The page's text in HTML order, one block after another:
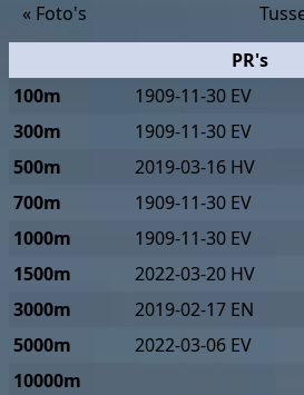
« Foto's
PR's
100m
1909-11-30 EV
300m
1909-11-30 EV
500m
2019-03-16 HV
700m
1909-11-30 EV
1000m
1909-11-30 EV
1500m
2022-03-20 HV
3000m
2019-02-17 EN
5000m
2022-03-06 EV
10000m